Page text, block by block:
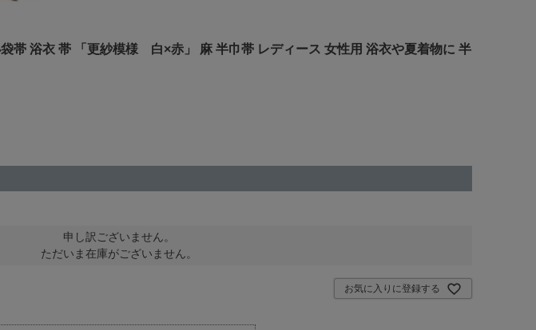
帯 浴衣 帯 「更紗模様 白×赤」 麻 半巾帯 レディース 女性用 浴衣や夏着物に 半
申し訳ございません。
ただいま在庫がございません。
お気に入りに登録する